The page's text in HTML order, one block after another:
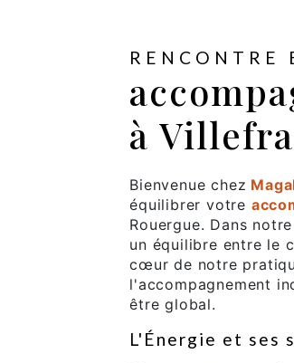
RENCONTRE
à
Bienvenue chez
équilibrer votre
Rouergue. Dans
un équilibre entre le
cœur de notre
l'accompagnement
être global.
L'Énergie et ses